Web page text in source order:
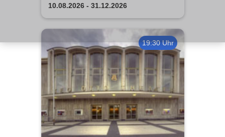
Chroniken – Industrie, Glaube
und Erbe
10.08.2026 - 31.12.2026
19:30 Uhr